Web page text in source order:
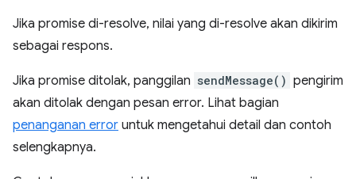
Jika promise di-resolve, nilai yang di-resolve akan dikirim
sebagai respons.
Jika promise ditolak, panggilan sendMessage() pengirim
akan ditolak dengan pesan error. Lihat bagian
penanganan error untuk mengetahui detail dan contoh
selengkapnya.